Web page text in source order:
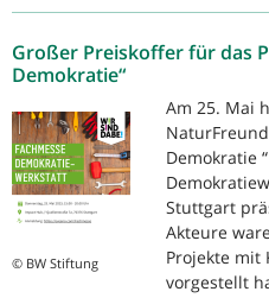
Großer Preiskoffer für das
Demokratie“
© BW Stiftung
Am 25. Mai
Demokratie
Stuttgart
Akteure
Projekte mit
vorgestellt